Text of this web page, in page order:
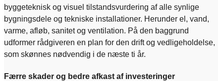
byggeteknisk og visuel tilstandsvurdering af alle synlige
bygningsdele og tekniske installationer. Herunder el, vand,
varme, afløb, sanitet og ventilation. På den baggrund
udformer rådgiveren en plan for den drift og vedligeholdelse,
som skønnes nødvendig i de næste ti år.
Færre skader og bedre afkast af investeringer